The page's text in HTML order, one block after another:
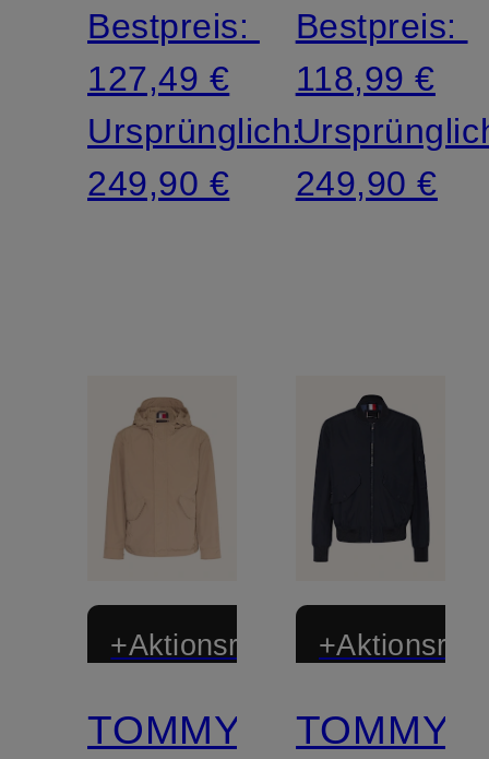
Bestpreis:
127,49 €
Ursprünglich:
249,90 €
Bestpreis:
118,99 €
249,90 €
+Aktionsrabatt
TOMMY
TOMMY